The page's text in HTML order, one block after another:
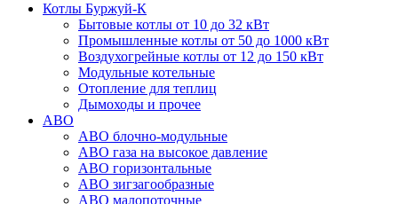
Котлы Буржуй-К
Бытовые котлы от 10 до 32 кВт
Промышленные котлы от 50 до 1000 кВт
Воздухогрейные котлы от 12 до 150 кВт
Модульные котельные
Отопление для теплиц
Дымоходы и прочее
АВО
АВО блочно-модульные
АВО газа на высокое давление
АВО горизонтальные
АВО зигзагообразные
АВО малопоточные